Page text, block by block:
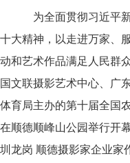
为全面贯彻习近平
十大精神，以走进万家、
动和艺术作品满足人民群
国文联摄影艺术中心、广
体育局主办的第十届全国
在顺德顺峰山公园举行开
圳龙岗 顺德摄影家企业